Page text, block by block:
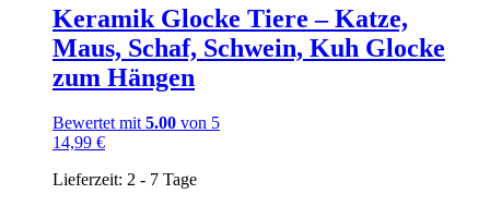
Keramik Glocke Tiere – Katze,
Maus, Schaf, Schwein, Kuh Glocke
zum Hängen
Bewertet mit5.00 von 5
14,99 €
Lieferzeit: 2 - 7 Tage